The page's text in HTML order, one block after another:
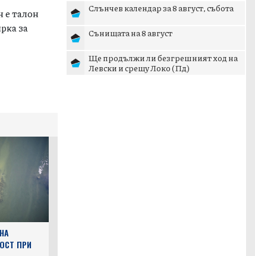
е талон
за
ПРИ
Слънчев календар за 8 август, събота
Сънищата на 8 август
Ще продължи ли безгрешният ход на
Левски и срещу Локо (Пд)